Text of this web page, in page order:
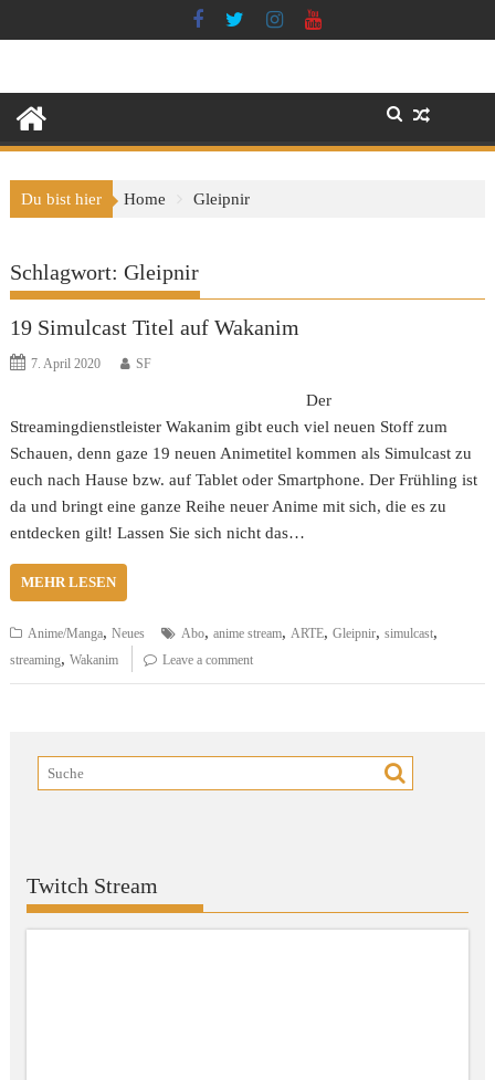
to
Du bist hier Home Gleipnir
Schlagwort:Gleipnir
19 Simulcast Titel auf Wakanim
7. April 2020 SF
Der
Streamingdienstleister Wakanim gibt euch viel neuen Stoff zum
Schauen, denn gaze 19 neuen Animetitel kommen als Simulcast zu
euch nach Hause bzw. auf Tablet oder Smartphone. Der Frühling ist
da und bringt eine ganze Reihe neuer Anime mit sich, die es zu
entdecken gilt! Lassen Sie sich nicht das…
MEHR LESEN
Anime/Manga,Neues Abo,anime stream, ARTE,Gleipnir,simulcast,
streaming,Wakanim Leave a comment
Twitch Stream